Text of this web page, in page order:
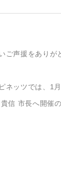
ご声援をありが
ネッツでは、1
信 市長へ開催